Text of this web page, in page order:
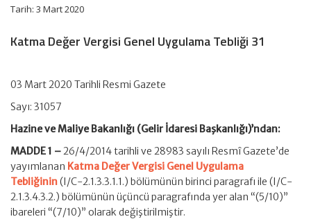
Tarih: 3 Mart 2020
Katma Değer Vergisi Genel Uygulama Tebliği 31
03 Mart 2020 Tarihli Resmi Gazete
Sayı: 31057
Hazine ve Maliye Bakanlığı (Gelir İdaresi Başkanlığı)’ndan:
MADDE 1 –26/4/2014 tarihli ve 28983 sayılı Resmî Gazete’de
yayımlanan Katma Değer Vergisi Genel Uygulama
Tebliğinin(I/C-2.1.3.3.1.1.) bölümünün birinci paragrafı ile (I/C-
2.1.3.4.3.2.) bölümünün üçüncü paragrafında yer alan “(5/10)”
ibareleri “(7/10)” olarak değiştirilmiştir.